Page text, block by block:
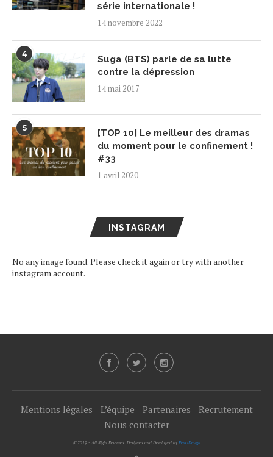
série internationale !
14 novembre 2022
4
Suga (BTS) parle de sa lutte
contre la dépression
14 mai 2017
5
[TOP 10] Le meilleur des dramas
du moment pour le confinement !
#33
1 avril 2020
INSTAGRAM
No any image found. Please check it again or try with another
instagram account.
Mentions légales L’équipe Partenaires
Recrutement
Nous contacter
@2019 - All Right Reserved. Designed and Developed by PenciDesign